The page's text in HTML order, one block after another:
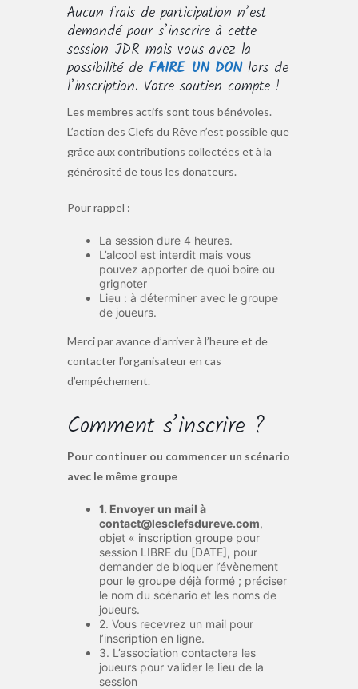
Aucun frais de participation n’est
demandé pour s’inscrire à cette
session JDR mais vous avez la
possibilité de FAIRE UN DON lors de
l’inscription. Votre soutien compte !
Les membres actifs sont tous bénévoles.
L’action des Clefs du Rêve n’est possible que
grâce aux contributions collectées et à la
générosité de tous les donateurs.
Pour rappel :
La session dure 4 heures.
L’alcool est interdit mais vous
pouvez apporter de quoi boire ou
grignoter
Lieu : à déterminer avec le groupe
de joueurs.
Merci par avance d’arriver à l’heure et de
contacter l’organisateur en cas
d’empêchement.
Comment s’inscrire ?
Pour continuer ou commencer un scénario
avec le même groupe
1. Envoyer un mail à
contact@lesclefsdureve.com,
objet « inscription groupe pour
session LIBRE du [DATE], pour
demander de bloquer l’évènement
pour le groupe déjà formé ; préciser
le nom du scénario et les noms de
joueurs.
2. Vous recevrez un mail pour
l’inscription en ligne.
3. L’association contactera les
joueurs pour valider le lieu de la
session